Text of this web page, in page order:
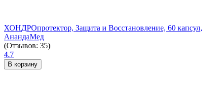
ХОНДРОпротектор, Защита и Восстановление, 60 капсул,
АнандаМед
(Отзывов: 35)
4.7
В корзину